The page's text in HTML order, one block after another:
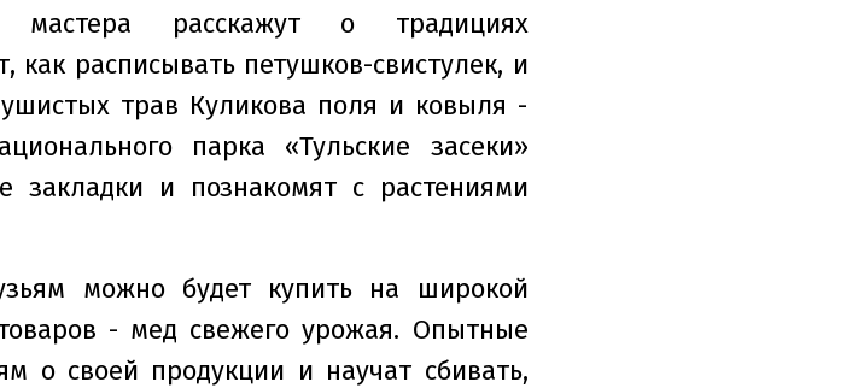
мастера расскажут о традициях
расписывать петушков-свистулек, и
трав Куликова поля и ковыля -
парка «Тульские засеки»
закладки и познакомят с растениями
можно будет купить на широкой
- мед свежего урожая. Опытные
о своей продукции и научат сбивать,